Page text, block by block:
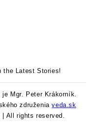
the Latest Stories!
Mgr. Peter Krákorník.
združeniaveda.sk
All rights reserved.